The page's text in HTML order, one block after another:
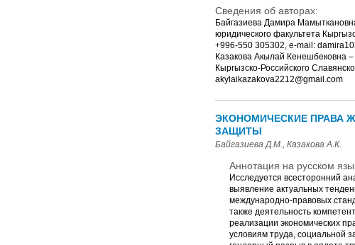
Сведения об авторах:
Байгазиева Дамира
юридического факультета
+996-550 305302, e-mail:
Казакова Акылай Кенешбековна
Кыргызско-Российского
akylaikazakova2212@gmail.com
ЭКОНОМИЧЕСКИЕ ПРАВА
ЗАЩИТЫ
Байгазиева Д.М., Казакова А.К.
Аннотация на русском
Исследуется всесторонний
выявление актуальных
международно-правовых
также деятельность
реализации экономических
условиям труда, социальной